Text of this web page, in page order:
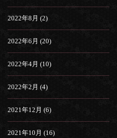
2022年8月 (2)
2022年6月 (20)
2022年4月 (10)
2022年2月 (4)
2021年12月 (6)
2021年10月 (16)